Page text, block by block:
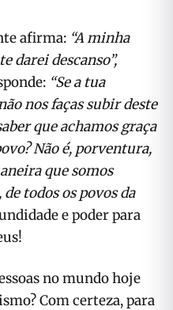
afirma: “A minha
darei descanso”,
“Se a tua
nos faças subir deste
que achamos graça
Não é, porventura,
que somos
todos os povos da
e poder para
no mundo hoje
Com certeza, para